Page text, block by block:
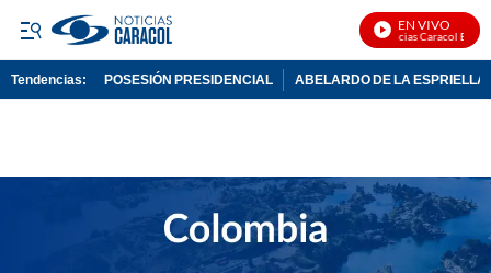
EN VIVO
Noticias Caracol En Vivo
Tendencias: POSESIÓN PRESIDENCIAL ABELARDO DE LA ESPRIELLA